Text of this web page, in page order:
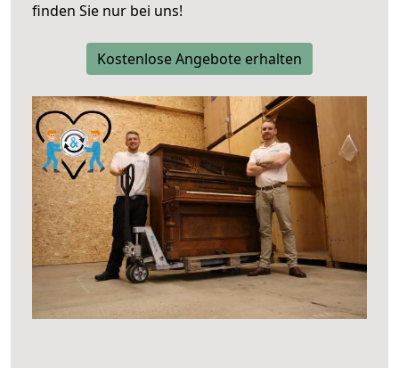
finden Sie nur bei uns!
Kostenlose Angebote erhalten